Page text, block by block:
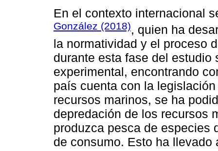
En el contexto internacional
González (2018), quien ha
la normatividad y el proceso
durante esta fase del
experimental, encontrando
país cuenta con la
recursos marinos, se ha
depredación de los recursos
produzca pesca de especies
de consumo. Esto ha